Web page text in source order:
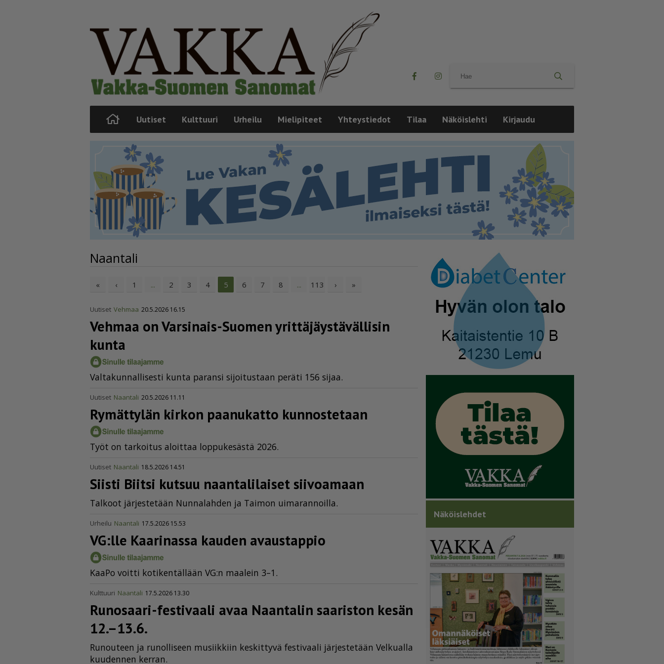
Uutiset Kulttuuri Urheilu Mielipiteet Yhteystiedot Tilaa Näköislehti Kirjaudu
Naantali
« ‹ 1 ... 2 3 4 5 6 7 8 ... 113 › »
Uutiset Vehmaa 20.5.2026 16.15
Vehmaa on Varsinais-Suomen yrittä­jäys­tä­väl­lisin
kunta
Val­ta­kun­nal­li­ses­ti kun­ta pa­ran­si si­joi­tus­taan pe­rä­ti 156 si­jaa.
Uutiset Naantali 20.5.2026 11.11
Rymättylän kirkon paanukatto kunnostetaan
Työt on tar­koi­tus aloit­taa lop­pu­ke­säs­tä 2026.
Uutiset Naantali 18.5.2026 14.51
Siisti Biitsi kutsuu naantalilaiset siivoamaan
Tal­koot jär­jes­te­tään Nun­na­lah­den ja Tai­mon ui­ma­ran­noil­la.
Urheilu Naantali 17.5.2026 15.53
VG:lle Kaarinassa kauden avaustappio
Kaa­Po voit­ti ko­ti­ken­täl­lään VG:n maa­lein 3–1.
Kulttuuri Naantali 17.5.2026 13.30
Runosaari-festivaali avaa Naantalin saariston kesän
12.–13.6.
Ru­nou­teen ja ru­nol­li­seen mu­siik­kiin kes­kit­ty­vä fes­ti­vaa­li jär­jes­te­tään Vel­ku­al­la
kuu­den­nen ker­ran.
Näköislehdet